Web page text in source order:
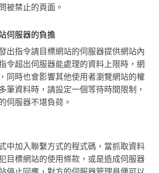
被禁止的頁面。
伺服器的負擔
出指令請目標網站的伺服器提供網站內
令超出伺服器能處理的資料上限時，網
同時也會影響其他使用者瀏覽網站的權
筆資料時，請設定一個等待時間限制，
伺服器不堪負荷。
中加入聯繫方式的程式碼，當抓取資料
目標網站的使用條款，或是造成伺服器